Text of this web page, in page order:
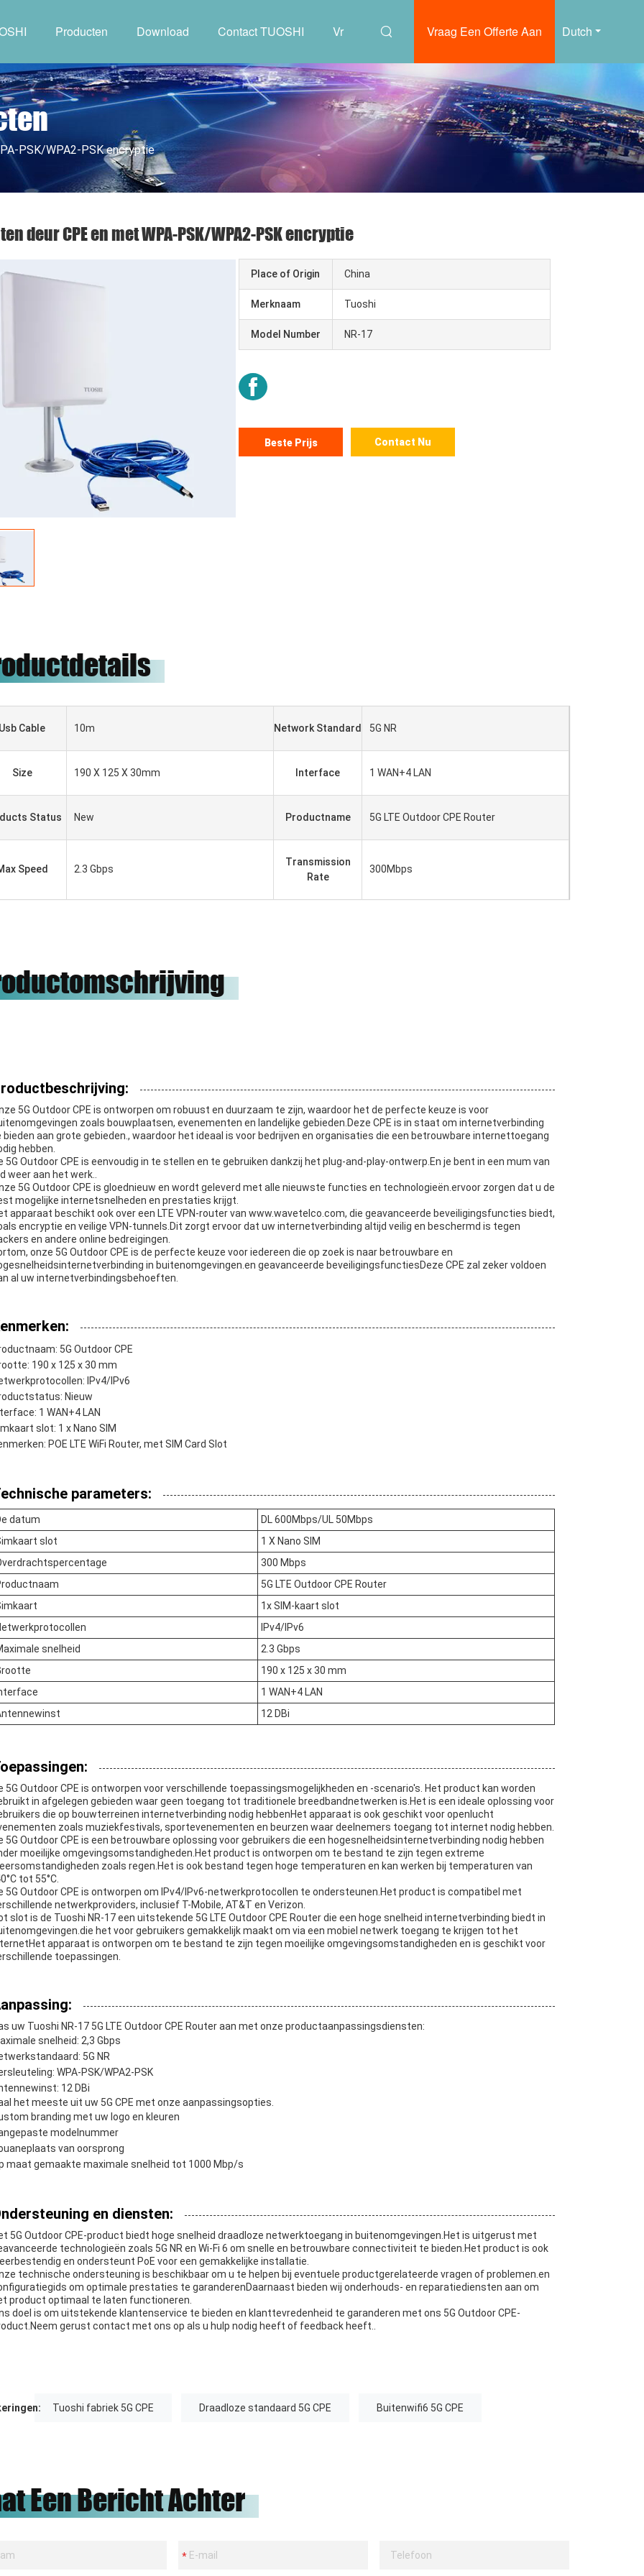
Dutch
Vraag Een Offerte Aan
Producten Download Contact TUOSHI Vr
PSK/WPA2-PSK encryptie
сотрудничество.
onze eer zijn om met hen te
werken.
deur CPE en met WPA-PSK/WPA2-PSK encryptie
Place of Origin China
Merknaam Tuoshi
Model Number NR-17
Beste Prijs Contact Nu
Usb Cable 10m Network Standard 5G NR
Size 190 X 125 X 30mm Interface 1 WAN+4 LAN
Status New Productname 5G LTE Outdoor CPE Router
Speed 2.3 Gbps
Transmission
Rate
300Mbps
5G Outdoor CPE is ontworpen om robuust en duurzaam te zijn, waardoor het de perfecte keuze is voor
zoals bouwplaatsen, evenementen en landelijke gebieden.Deze CPE is in staat om internetverbinding
bieden aan grote gebieden., waardoor het ideaal is voor bedrijven en organisaties die een betrouwbare internettoegang
hebben.
5G Outdoor CPE is eenvoudig in te stellen en te gebruiken dankzij het plug-and-play-ontwerp.En je bent in een mum van
weer aan het werk..
5G Outdoor CPE is gloednieuw en wordt geleverd met alle nieuwste functies en technologieën.ervoor zorgen dat u de
mogelijke internetsnelheden en prestaties krijgt.
apparaat beschikt ook over een LTE VPN-router van www.wavetelco.com, die geavanceerde beveiligingsfuncties biedt,
encryptie en veilige VPN-tunnels.Dit zorgt ervoor dat uw internetverbinding altijd veilig en beschermd is tegen
en andere online bedreigingen.
onze 5G Outdoor CPE is de perfecte keuze voor iedereen die op zoek is naar betrouwbare en
in buitenomgevingen.en geavanceerde beveiligingsfunctiesDeze CPE zal zeker voldoen
al uw internetverbindingsbehoeften.
5G Outdoor CPE
190 x 125 x 30 mm
IPv4/IPv6
Nieuw
1 WAN+4 LAN
slot: 1 x Nano SIM
POE LTE WiFi Router, met SIM Card Slot
parameters:
datum
DL 600Mbps/UL 50Mbps
slot
1 X Nano SIM
300 Mbps
5G LTE Outdoor CPE Router
1x SIM-kaart slot
IPv4/IPv6
snelheid
2.3 Gbps
190 x 125 x 30 mm
1 WAN+4 LAN
12 DBi
5G Outdoor CPE is ontworpen voor verschillende toepassingsmogelijkheden en -scenario's. Het product kan worden
in afgelegen gebieden waar geen toegang tot traditionele breedbandnetwerken is.Het is een ideale oplossing voor
die op bouwterreinen internetverbinding nodig hebbenHet apparaat is ook geschikt voor openlucht
zoals muziekfestivals, sportevenementen en beurzen waar deelnemers toegang tot internet nodig hebben.
5G Outdoor CPE is een betrouwbare oplossing voor gebruikers die een hogesnelheidsinternetverbinding nodig hebben
moeilijke omgevingsomstandigheden.Het product is ontworpen om te bestand te zijn tegen extreme
zoals regen.Het is ook bestand tegen hoge temperaturen en kan werken bij temperaturen van
tot 55°C.
5G Outdoor CPE is ontworpen om IPv4/IPv6-netwerkprotocollen te ondersteunen.Het product is compatibel met
netwerkproviders, inclusief T-Mobile, AT&T en Verizon.
slot is de Tuoshi NR-17 een uitstekende 5G LTE Outdoor CPE Router die een hoge snelheid internetverbinding biedt in
het voor gebruikers gemakkelijk maakt om via een mobiel netwerk toegang te krijgen tot het
apparaat is ontworpen om te bestand te zijn tegen moeilijke omgevingsomstandigheden en is geschikt voor
toepassingen.
uw Tuoshi NR-17 5G LTE Outdoor CPE Router aan met onze productaanpassingsdiensten:
snelheid: 2,3 Gbps
5G NR
WPA-PSK/WPA2-PSK
12 DBi
het meeste uit uw 5G CPE met onze aanpassingsopties.
branding met uw logo en kleuren
modelnummer
van oorsprong
maat gemaakte maximale snelheid tot 1000 Mbp/s
en diensten:
5G Outdoor CPE-product biedt hoge snelheid draadloze netwerktoegang in buitenomgevingen.Het is uitgerust met
technologieën zoals 5G NR en Wi-Fi 6 om snelle en betrouwbare connectiviteit te bieden.Het product is ook
en ondersteunt PoE voor een gemakkelijke installatie.
technische ondersteuning is beschikbaar om u te helpen bij eventuele productgerelateerde vragen of problemen.en
om optimale prestaties te garanderenDaarnaast bieden wij onderhouds- en reparatiediensten aan om
product optimaal te laten functioneren.
doel is om uitstekende klantenservice te bieden en klanttevredenheid te garanderen met ons 5G Outdoor CPE-
gerust contact met ons op als u hulp nodig heeft of feedback heeft..
Tuoshi fabriek 5G CPE Draadloze standaard 5G CPE Buitenwifi6 5G CPE
Een Bericht Achter